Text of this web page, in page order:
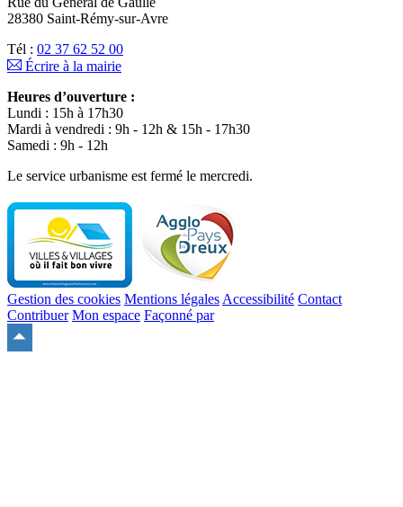
28380 Saint-Rémy-sur-Avre
Tél : 02 37 62 52 00
Écrire à la mairie
Heures d’ouverture :
Lundi : 15h à 17h30
Mardi à vendredi : 9h - 12h & 15h - 17h30
Samedi : 9h - 12h
Le service urbanisme est fermé le mercredi.
Gestion des cookies Mentions légales Accessibilité Contact
Contribuer Mon espace Façonné par